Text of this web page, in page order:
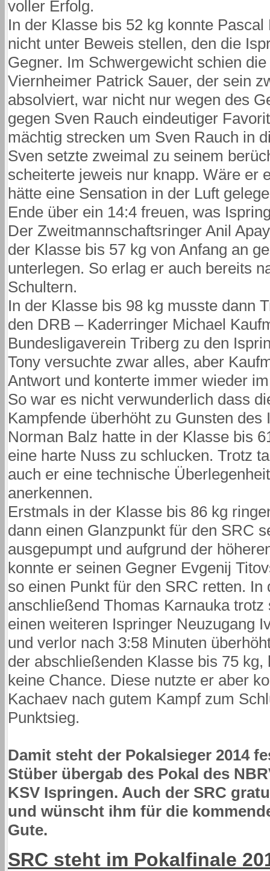
voller Erfolg.
In der Klasse bis 52 kg konnte
nicht unter Beweis stellen, den die
Gegner. Im Schwergewicht schien
Viernheimer Patrick Sauer, der sein
absolviert, war nicht nur wegen des
gegen Sven Rauch eindeutiger
mächtig strecken um Sven Rauch in
Sven setzte zweimal zu seinem
scheiterte jeweis nur knapp. Wäre er
hätte eine Sensation in der Luft
Ende über ein 14:4 freuen, was
Der Zweitmannschaftsringer Anil
der Klasse bis 57 kg von Anfang an
unterlegen. So erlag er auch bereits
Schultern.
In der Klasse bis 98 kg musste dann
den DRB – Kaderringer Michael
Bundesligaverein Triberg zu den
Tony versuchte zwar alles, aber
Antwort und konterte immer wieder
So war es nicht verwunderlich dass
Kampfende überhöht zu Gunsten des
Norman Balz hatte in der Klasse bis
eine harte Nuss zu schlucken. Trotz
auch er eine technische
anerkennen.
Erstmals in der Klasse bis 86 kg
dann einen Glanzpunkt für den SRC
ausgepumpt und aufgrund der
konnte er seinen Gegner Evgenij
so einen Punkt für den SRC retten.
anschließend Thomas Karnauka
einen weiteren Ispringer Neuzugang
und verlor nach 3:58 Minuten
der abschließenden Klasse bis 75
keine Chance. Diese nutzte er aber
Kachaev nach gutem Kampf zum
Punktsieg.
Damit steht der Pokalsieger 2014
Stüber übergab des Pokal des
KSV Ispringen. Auch der SRC
und wünscht ihm für die
Gute.
SRC steht im Pokalfinale